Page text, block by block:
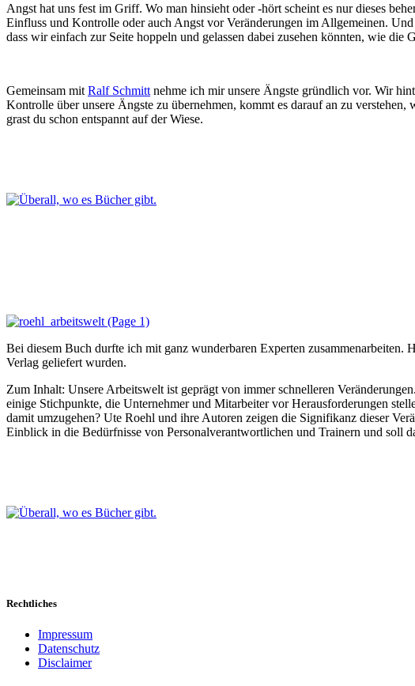
Angst hat uns fest im Griff. Wo man hinsieht oder -hört scheint es nur dieses
Einfluss und Kontrolle oder auch Angst vor Veränderungen im Allgemeinen.
dass wir einfach zur Seite hoppeln und gelassen dabei zusehen könnten, wie die
Gemeinsam mit Ralf Schmitt nehme ich mir unsere Ängste gründlich vor. Wir
Kontrolle über unsere Ängste zu übernehmen, kommt es darauf an zu
grast du schon entspannt auf der Wiese.
Bei diesem Buch durfte ich mit ganz wunderbaren Experten zusammenarbeiten.
Verlag geliefert wurden.
Zum Inhalt: Unsere Arbeitswelt ist geprägt von immer schnelleren
einige Stichpunkte, die Unternehmer und Mitarbeiter vor Herausforderungen
damit umzugehen? Ute Roehl und ihre Autoren zeigen die Signifikanz dieser
Einblick in die Bedürfnisse von Personalverantwortlichen und Trainern und soll
Rechtliches
Impressum
Datenschutz
Disclaimer